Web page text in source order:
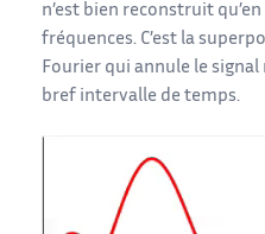
n’est bien reconstruit
fréquences. C’est la
Fourier qui annule le
bref intervalle de temps.